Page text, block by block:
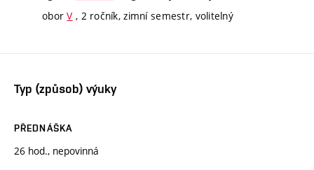
oborV , 2 ročník, zimní semestr, volitelný
Typ (způsob) výuky
PŘEDNÁŠKA
26 hod., nepovinná